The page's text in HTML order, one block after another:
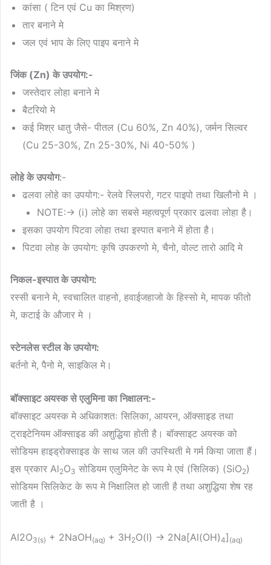
कांसा ( टिन एवं Cu का मिश्रण)
तार बनाने मे
जल एवं भाप के लिए पाइप बनाने मे
जिंक (Zn) के उपयोग:-
जस्तेदार लोहा बनाने मे
बैटरियो मे
कई मिश्र धातु जैसे- पीतल (Cu 60%, Zn 40%), जर्मन सिल्वर
(Cu 25-30%, Zn 25-30%, Ni 40-50% )
लोहे के उपयोग:-
ढलवा लोहे का उपयोग:- रेलवे स्लिपरो, गटर पाइपो तथा खिलौनो मे ।
NOTE:→ (i) लोहे का सबसे महत्वपूर्ण प्रकार ढलवा लोहा है।
इसका उपयोग पिटवा लोहा तथा इस्पात बनाने में होता है।
पिटवा लोह के उपयोग: कृषि उपकरणो मे, चैनो, वोल्ट तारो आदि मे
निकल-इस्पात के उपयोग:
रस्सी बनाने मे, स्वचालित वाहनो, हवाईजहाजो के हिस्सो मे, मापक फीतो
मे, कटाई के औजार मे ।
स्टेनलेस स्टील के उपयोग:
बर्तनो मे, पैनो मे, साइकिल मे।
बॉक्साइट अयस्क से एलुमिना का निक्षालन:-
बॉक्साइट अयस्क मे अधिकाशतः सिलिका, आयरन, ऑक्साइड तथा
ट्राइटेनियम ऑक्साइड की अशुद्धिया होती है। बॉक्साइट अयस्क को
सोडियम हाइड्रोक्साइड के साथ जल की उपस्थिती मे गर्म किया जाता हैं।
इस प्रकार Al2O3 सोडियम एलुमिनेट के रूप मे एवं (सिलिक) (SiO2)
सोडियम सिलिकेट के रूप मे निक्षालित हो जाती है तथा अशुद्धिया शेष रह
जाती है ।
Al2O3(s) + 2NaOH(aq) + 3H2O(l) → 2Na[Al(OH)4] (aq)